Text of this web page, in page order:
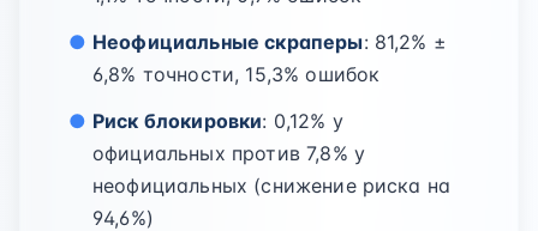
Неофициальные скраперы: 81,2% ±
6,8% точности, 15,3% ошибок
Риск блокировки: 0,12% у
официальных против 7,8% у
неофициальных (снижение риска на
94,6%)